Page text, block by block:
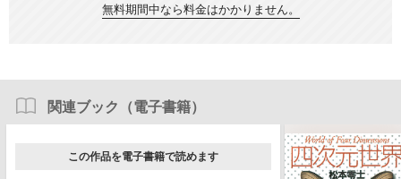
無料期間中なら料金はかかりません。
関連ブック（電子書籍）
この作品を電子書籍で読めます